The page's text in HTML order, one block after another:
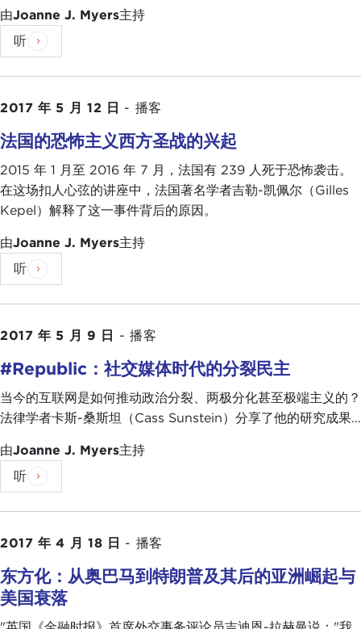
由Joanne J. Myers主持
听
2017 年 5 月 12 日 - 播客
法国的恐怖主义西方圣战的兴起
2015 年 1 月至 2016 年 7 月，法国有 239 人死于恐怖袭击。
在这场扣人心弦的讲座中，法国著名学者吉勒-凯佩尔（Gilles
Kepel）解释了这一事件背后的原因。
由Joanne J. Myers主持
听
2017 年 5 月 9 日 - 播客
#Republic：社交媒体时代的分裂民主
当今的互联网是如何推动政治分裂、两极分化甚至极端主义的？
法律学者卡斯-桑斯坦（Cass Sunstein）分享了他的研究成果...
由Joanne J. Myers主持
听
2017 年 4 月 18 日 - 播客
东方化：从奥巴马到特朗普及其后的亚洲崛起与
美国衰落